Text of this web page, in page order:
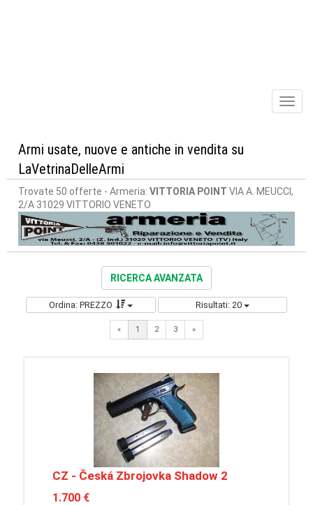
Armi usate, nuove e antiche in vendita su
LaVetrinaDelleArmi
Trovate 50 offerte - Armeria: VITTORIA POINT VIA A. MEUCCI,
2/A 31029 VITTORIO VENETO
RICERCA AVANZATA
Ordina: PREZZO Risultati: 20
« 1 2 3 »Next
CZ - Česká Zbrojovka Shadow 2
1.700 €